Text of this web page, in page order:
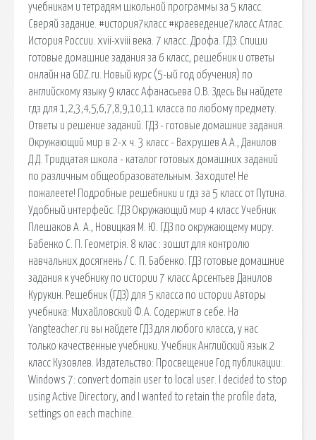
учебникам и тетрадям школьной программы за 5 класс.
Сверяй задание. #история7класс #краеведение7класс Атлас.
История России. xvii-xviii века. 7 класс. Дрофа. ГДЗ: Спиши
готовые домашние задания за 6 класс, решебник и ответы
онлайн на GDZ.ru. Новый курс (5-ый год обучения) по
английскому языку 9 класс Афанасьева О.В. Здесь Вы найдете
гдз для 1,2,3,4,5,6,7,8,9,10,11 класса по любому предмету.
Ответы и решение заданий. ГДЗ - готовые домашние задания.
Окружающий мир в 2-х ч. 3 класс - Вахрушев А.А., Данилов
Д.Д. Тридцатая школа - каталог готовых домашних заданий
по различным общеобразовательным. Заходите! Не
пожалеете! Подробные решебники и гдз за 5 класс от Путина.
Удобный интерфейс. ГДЗ Окружающий мир 4 класс Учебник
Плешаков А. А., Новицкая М. Ю. ГДЗ по окружающему миру.
Бабенко С. П. Геометрія. 8 клас : зошит для контролю
навчальних досягнень / С. П. Бабенко. ГДЗ готовые домашние
задания к учебнику по истории 7 класс Арсентьев Данилов
Курукин. Решебник (ГДЗ) для 5 класса по истории Авторы
учебника: Михайловский Ф.А. Содержит в себе. На
Yangteacher.ru вы найдете ГДЗ для любого класса, у нас
только качественные учебники. Учебник Английский язык 2
класс Кузовлев. Издательство: Просвещение Год публикации:.
Windows 7: convert domain user to local user. I decided to stop
using Active Directory, and I wanted to retain the profile data,
settings on each machine.